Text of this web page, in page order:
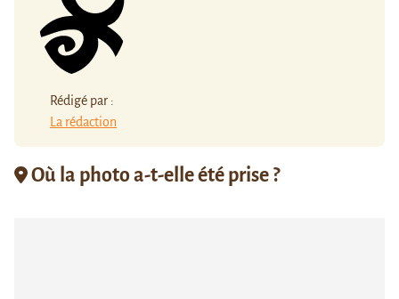
Rédigé par :
La rédaction
Où la photo a-t-elle été prise ?